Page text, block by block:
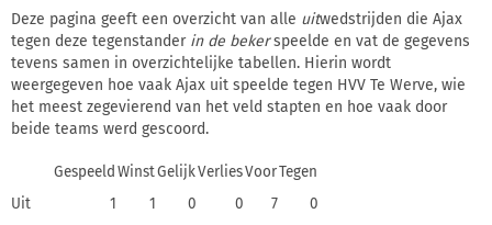
Deze pagina geeft een overzicht van alle uitwedstrijden die Ajax
tegen deze tegenstander in de bekerspeelde en vat de gegevens
tevens samen in overzichtelijke tabellen. Hierin wordt
weergegeven hoe vaak Ajax uit speelde tegen HVV Te Werve, wie
het meest zegevierend van het veld stapten en hoe vaak door
beide teams werd gescoord.
Gespeeld WinstGelijkVerliesVoorTegen
Uit
1 1 0 0 7
0